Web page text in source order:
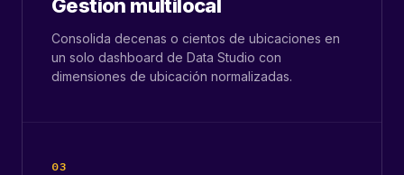
Gestión multilocal
Consolida decenas o cientos de ubicaciones en
un solo dashboard de Data Studio con
dimensiones de ubicación normalizadas.
03